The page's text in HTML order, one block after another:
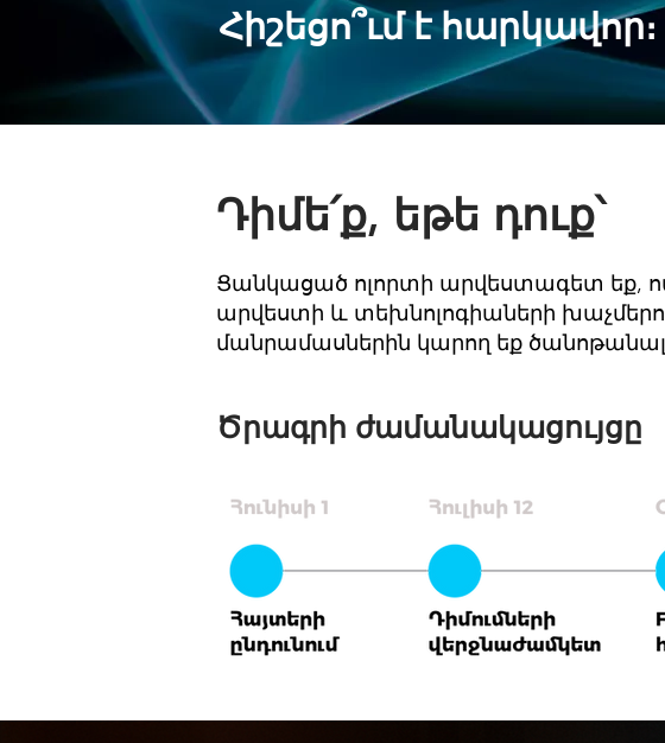
Հիշեցո՞ւմ է հարկավոր։
Դիմե՛ք, եթե դուք՝
Ցանկացած ոլորտի արվեստագետ եք,
արվեստի և տեխնոլոգիաների
մանրամասներին կարող եք ծանոթանալ
Ծրագրի ժամանակացույցը